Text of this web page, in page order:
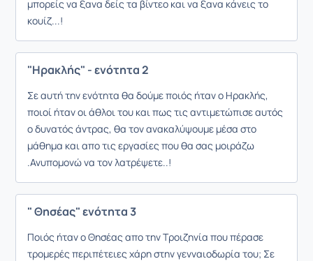
μπορείς να ξανα δείς τα βίντεο και να ξανα κάνεις το
κουίζ...!
"Ηρακλής" - ενότητα 2
Σε αυτή την ενότητα θα δούμε ποιός ήταν ο Ηρακλής,
ποιοί ήταν οι άθλοι του και πως τις αντιμετώπισε αυτός
ο δυνατός άντρας, θα τον ανακαλύψουμε μέσα στο
μάθημα και απο τις εργασίες που θα σας μοιράζω
.Ανυπομονώ να τον λατρέψετε..!
" Θησέας" ενότητα 3
Ποιός ήταν ο Θησέας απο την Τροιζηνία που πέρασε
τρομερές περιπέτειες χάρη στην γενναιοδωρία του; Σε